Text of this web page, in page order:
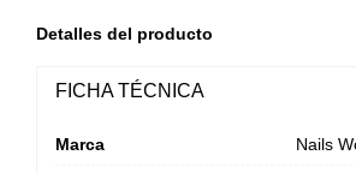
Detalles del producto
FICHA TÉCNICA
Marca Nails